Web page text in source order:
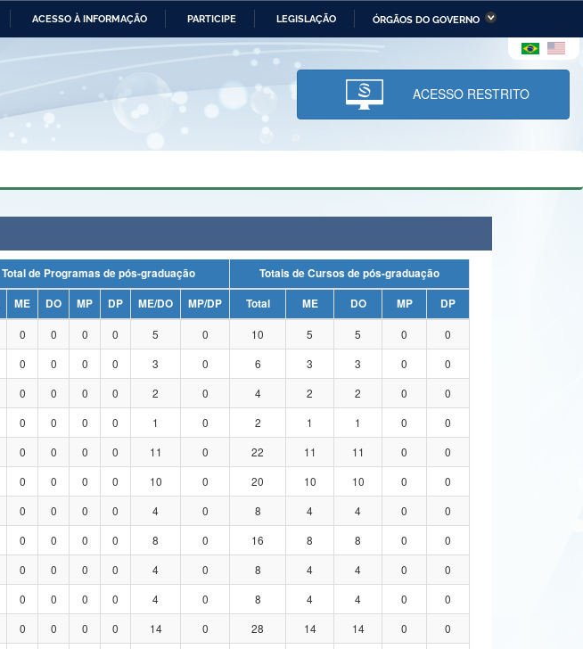
ACESSO À INFORMAÇÃO PARTICIPE LEGISLAÇÃO ÓRGÃOS DO GOVERNO
das Relações Ministério da Economia Ministério da Infraestrutura
Ministério da Ciência,
Tecnologia, Inovações e
Comunicações
e dos Direitos Humanos
Central do Brasil Planalto
ACESSO RESTRITO
Total de Programas de pós-graduação
Totais de Cursos de pós-graduação
ME DO MP DP ME/DO MP/DP Total ME DO MP
DP
0 0 0 0 5 0 10 5 5 0
0
0 0 0 0 3 0 6 3 3 0
0
0 0 0 0 2 0 4 2 2 0
0
0 0 0 0 1 0 2 1 1 0
0
0 0 0 0 11 0 22 11 11 0
0
0 0 0 0 10 0 20 10 10 0
0
0 0 0 0 4 0 8 4 4 0
0
0 0 0 0 8 0 16 8 8 0
0
0 0 0 0 4 0 8 4 4 0
0
0 0 0 0 4 0 8 4 4 0
0
0 0 0 0 14 0 28 14 14 0
0